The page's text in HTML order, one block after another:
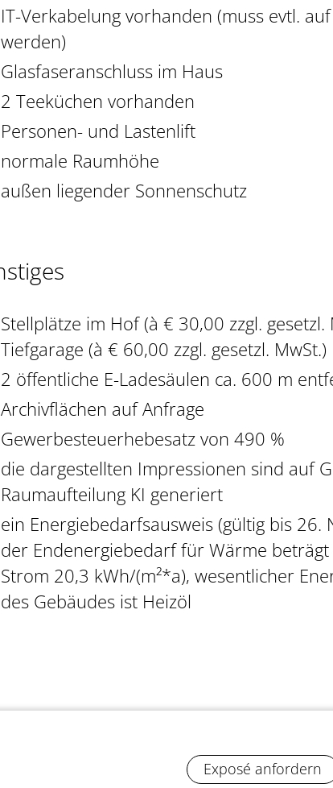
IT-Verkabelung vorhanden (muss evtl.
werden)
Glasfaseranschluss im Haus
2 Teeküchen vorhanden
Personen- und Lastenlift
normale Raumhöhe
außen liegender Sonnenschutz
Stellplätze im Hof (à € 30,00 zzgl.
Tiefgarage (à € 60,00 zzgl. gesetzl. MwSt.)
2 öffentliche E-Ladesäulen ca. 600 m
Archivflächen auf Anfrage
Gewerbesteuerhebesatz von 490 %
die dargestellten Impressionen sind auf
Raumaufteilung KI generiert
ein Energiebedarfsausweis (gültig bis
der Endenergiebedarf für Wärme
Strom 20,3 kWh/(m²*a), wesentlicher
des Gebäudes ist Heizöl
Exposé anfordern